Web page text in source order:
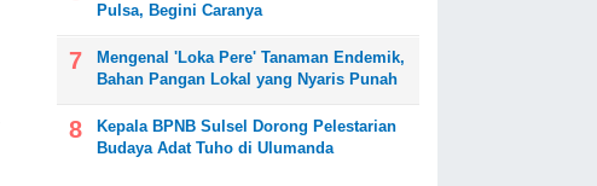
Pulsa, Begini Caranya
Mengenal 'Loka Pere' Tanaman Endemik,
Bahan Pangan Lokal yang Nyaris Punah
Kepala BPNB Sulsel Dorong Pelestarian
Budaya Adat Tuho di Ulumanda